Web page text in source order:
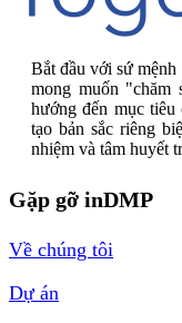
Bắt đầu với sứ
mong muốn "chăm
hướng đến mục
tạo bản sắc riêng
nhiệm và tâm huyết
Gặp gỡ inDMP
Về chúng tôi
Dự án